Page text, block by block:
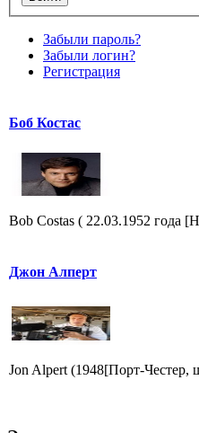
Забыли пароль?
Забыли логин?
Регистрация
Боб Костас
Bob Costas ( 22.03.1952
Джон Алперт
Jon Alpert (1948[Порт-